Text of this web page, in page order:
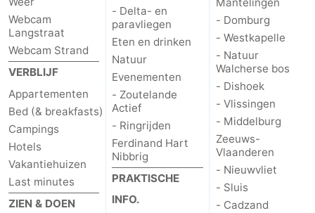
Webcam
Langstraat
Webcam Strand
VERBLIJF
Appartementen
Bed (& breakfasts)
Campings
Hotels
Vakantiehuizen
Last minutes
ZIEN & DOEN
- Delta- en
paravliegen
Eten en drinken
Natuur
Evenementen
- Zoutelande
Actief
- Ringrijden
Ferdinand Hart
Nibbrig
PRAKTISCHE
INFO.
Mantelingen
- Domburg
- Westkapelle
- Natuur
Walcherse bos
- Dishoek
- Vlissingen
- Middelburg
Zeeuws-
Vlaanderen
- Nieuwvliet
- Sluis
- Cadzand